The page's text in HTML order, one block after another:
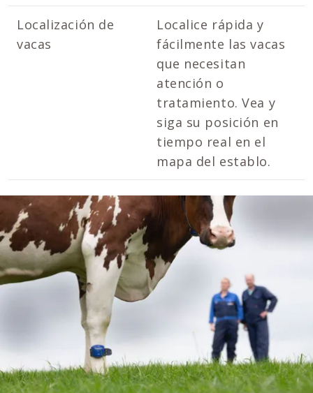
Localización de
vacas
Localice rápida y
fácilmente las vacas
que necesitan
atención o
tratamiento. Vea y
siga su posición en
tiempo real en el
mapa del establo.